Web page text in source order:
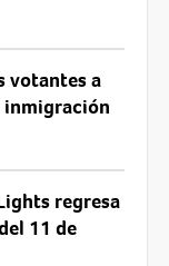
votantes a
inmigración
regresa
11 de